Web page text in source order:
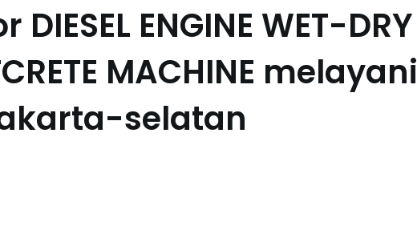
ENGINE WET-DRY
MACHINE melayani
selatan